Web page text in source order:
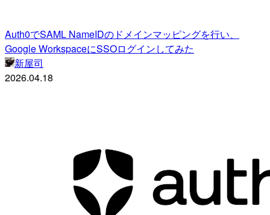
Auth0でSAML NameIDのドメインマッピングを行い、
Google WorkspaceにSSOログインしてみた
新屋司
2026.04.18